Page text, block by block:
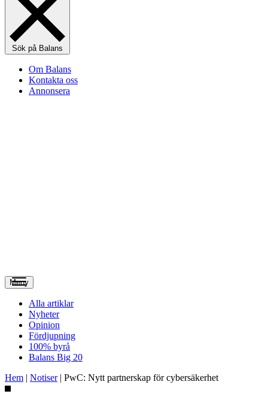
Sök på Balans
Om Balans
Kontakta oss
Annonsera
Meny
Alla artiklar
Nyheter
Opinion
Fördjupning
100% byrå
Balans Big 20
Hem | Notiser| PwC: Nytt partnerskap för cybersäkerhet